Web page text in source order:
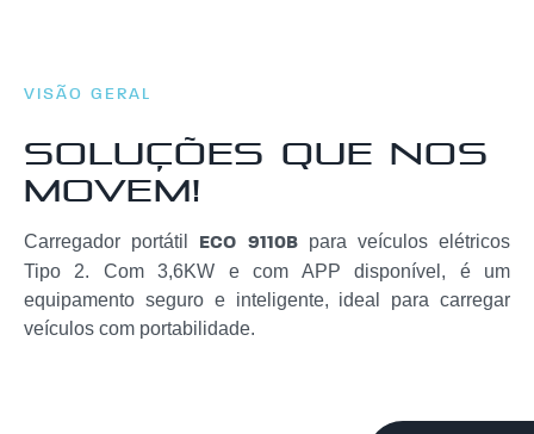
VISÃO GERAL
Soluções que nos
movem!
Carregador portátil ECO 9110Bpara veículos elétricos
Tipo 2. Com 3,6KW e com APP disponível, é um
equipamento seguro e inteligente, ideal para carregar
veículos com portabilidade.